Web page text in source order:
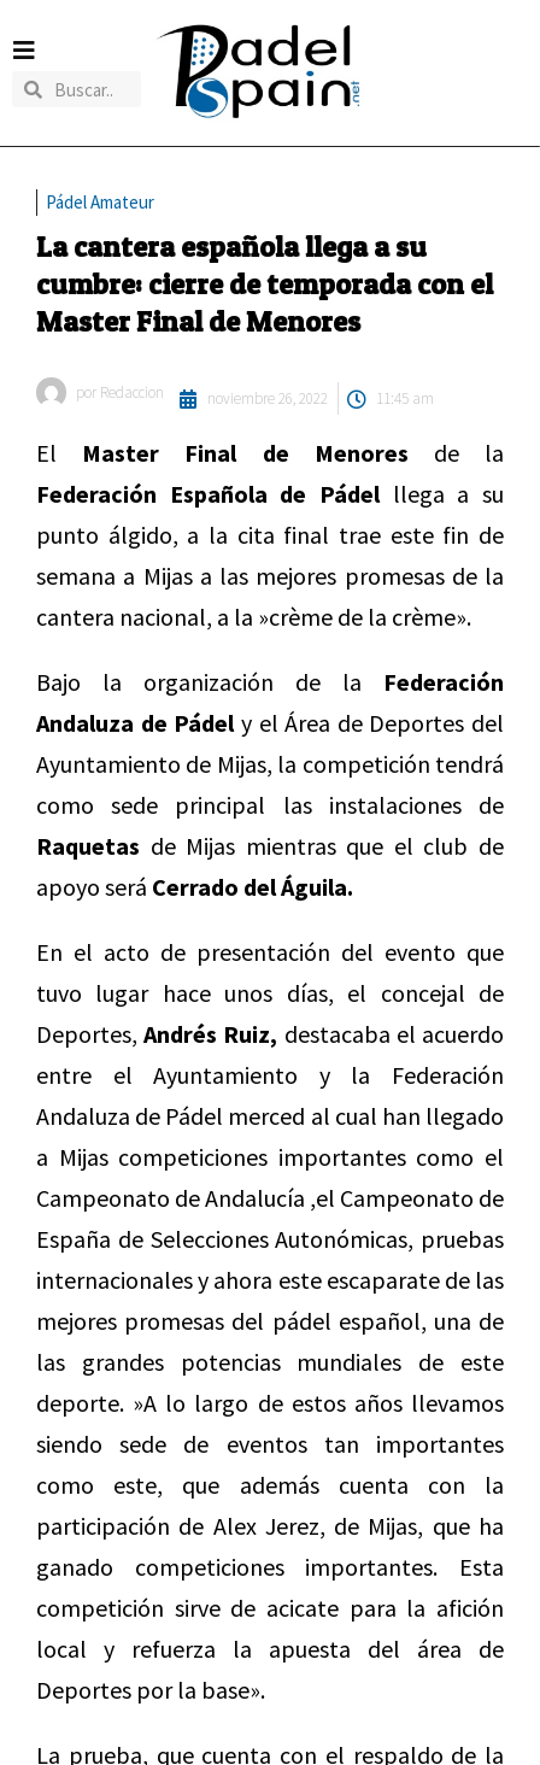
Pádel Amateur
La cantera española llega a su
cumbre: cierre de temporada con el
Master Final de Menores
por Redaccion noviembre 26, 2022 11:45 am
El Master Final de Menores de la
Federación Española de Pádelllega a su
punto álgido, a la cita final trae este fin de
semana a Mijas a las mejores promesas de la
cantera nacional, a la »crème de la crème».
Bajo la organización de la Federación
Andaluza de Pádely el Área de Deportes del
Ayuntamiento de Mijas, la competición tendrá
como sede principal las instalaciones de
Raquetas de Mijas mientras que el club de
apoyo será Cerrado del Águila.
En el acto de presentación del evento que
tuvo lugar hace unos días, el concejal de
Deportes,Andrés Ruiz, destacaba el acuerdo
entre el Ayuntamiento y la Federación
Andaluza de Pádel merced al cual han llegado
a Mijas competiciones importantes como el
Campeonato de Andalucía ,el Campeonato de
España de Selecciones Autonómicas, pruebas
internacionales y ahora este escaparate de las
mejores promesas del pádel español, una de
las grandes potencias mundiales de este
deporte. »A lo largo de estos años llevamos
siendo sede de eventos tan importantes
como este, que además cuenta con la
participación de Alex Jerez, de Mijas, que ha
ganado competiciones importantes. Esta
competición sirve de acicate para la afición
local y refuerza la apuesta del área de
Deportes por la base».
La prueba, que cuenta con el respaldo de la